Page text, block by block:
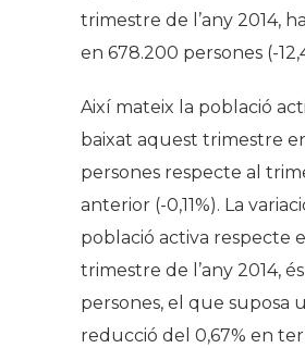
trimestre de l’any 2014,
en 678.200 persones (-
Així mateix la població
baixat aquest trimestre
persones respecte al
anterior (-0,11%). La
població activa respecte
trimestre de l’any 2014,
persones, el que suposa
reducció del 0,67% en